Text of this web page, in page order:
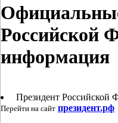
Российской
информация
Президент Российской
Перейти на сайт президент.рф